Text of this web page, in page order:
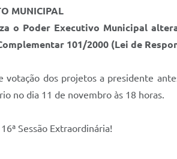
MUNICIPAL
o Poder Executivo Municipal
101/2000 (Lei de
votação dos projetos a presidente
no dia 11 de novembro às 18 horas.
Sessão Extraordinária!